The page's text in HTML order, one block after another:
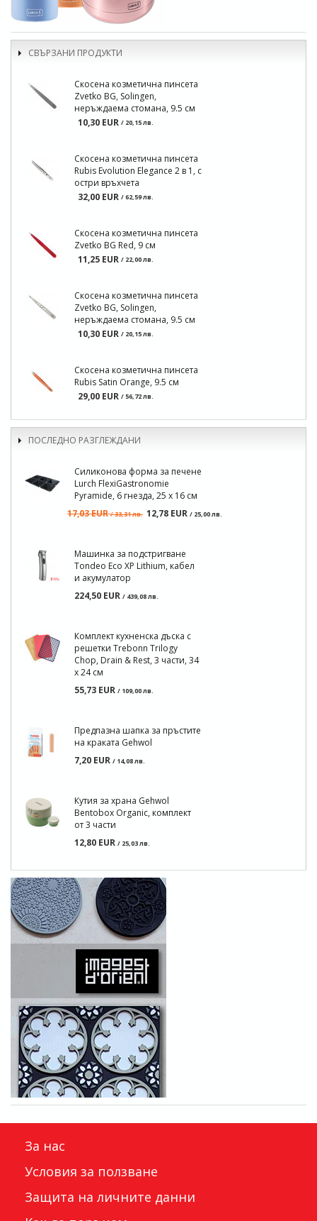
СВЪРЗАНИ ПРОДУКТИ
Скосена козметична пинсета
Zvetko BG, Solingen,
неръждаема стомана, 9.5 см
10,30 EUR / 20,15 лв.
Скосена козметична пинсета
Rubis Evolution Elegance 2 в 1, с
остри връхчета
32,00 EUR / 62,59 лв.
Скосена козметична пинсета
Zvetko BG Red, 9 см
11,25 EUR / 22,00 лв.
Скосена козметична пинсета
Zvetko BG, Solingen,
неръждаема стомана, 9.5 см
10,30 EUR / 20,15 лв.
Скосена козметична пинсета
Rubis Satin Orange, 9.5 см
29,00 EUR / 56,72 лв.
ПОСЛЕДНО РАЗГЛЕЖДАНИ
Силиконова форма за печене
Lurch FlexiGastronomie
Pyramide, 6 гнезда, 25 х 16 см
17,03 EUR/ 33,31 лв. 12,78 EUR / 25,00 лв.
Машинка за подстригване
Tondeo Eco XP Lithium, кабел
и акумулатор
224,50 EUR / 439,08 лв.
Комплект кухненска дъска с
решетки Trebonn Trilogy
Chop, Drain & Rest, 3 части, 34
х 24 см
55,73 EUR / 109,00 лв.
Предпазна шапка за пръстите
на краката Gehwol
7,20 EUR / 14,08 лв.
Кутия за храна Gehwol
Bentobox Organic, комплект
от 3 части
12,80 EUR / 25,03 лв.
За нас
Условия за ползване
Защита на личните данни